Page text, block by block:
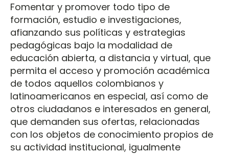
Fomentar y promover todo tipo de
formación, estudio e investigaciones,
afianzando sus políticas y estrategias
pedagógicas bajo la modalidad de
educación abierta, a distancia y virtual, que
permita el acceso y promoción académica
de todos aquellos colombianos y
latinoamericanos en especial, así como de
otros ciudadanos e interesados en general,
que demanden sus ofertas, relacionadas
con los objetos de conocimiento propios de
su actividad institucional, igualmente